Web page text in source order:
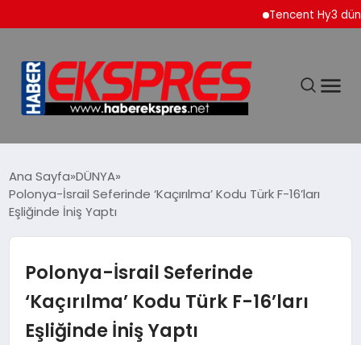
Tencent Hy3 dünya
EKONOMİ
SİYASET
SPOR
Ana Sayfa DÜNYA
Polonya-İsrail Seferinde ‘Kaçırılma’ Kodu Türk F-16’ları
Eşliğinde İniş Yaptı
Polonya-İsrail Seferinde
‘Kaçırılma’ Kodu Türk F-16’ları
Eşliğinde İniş Yaptı